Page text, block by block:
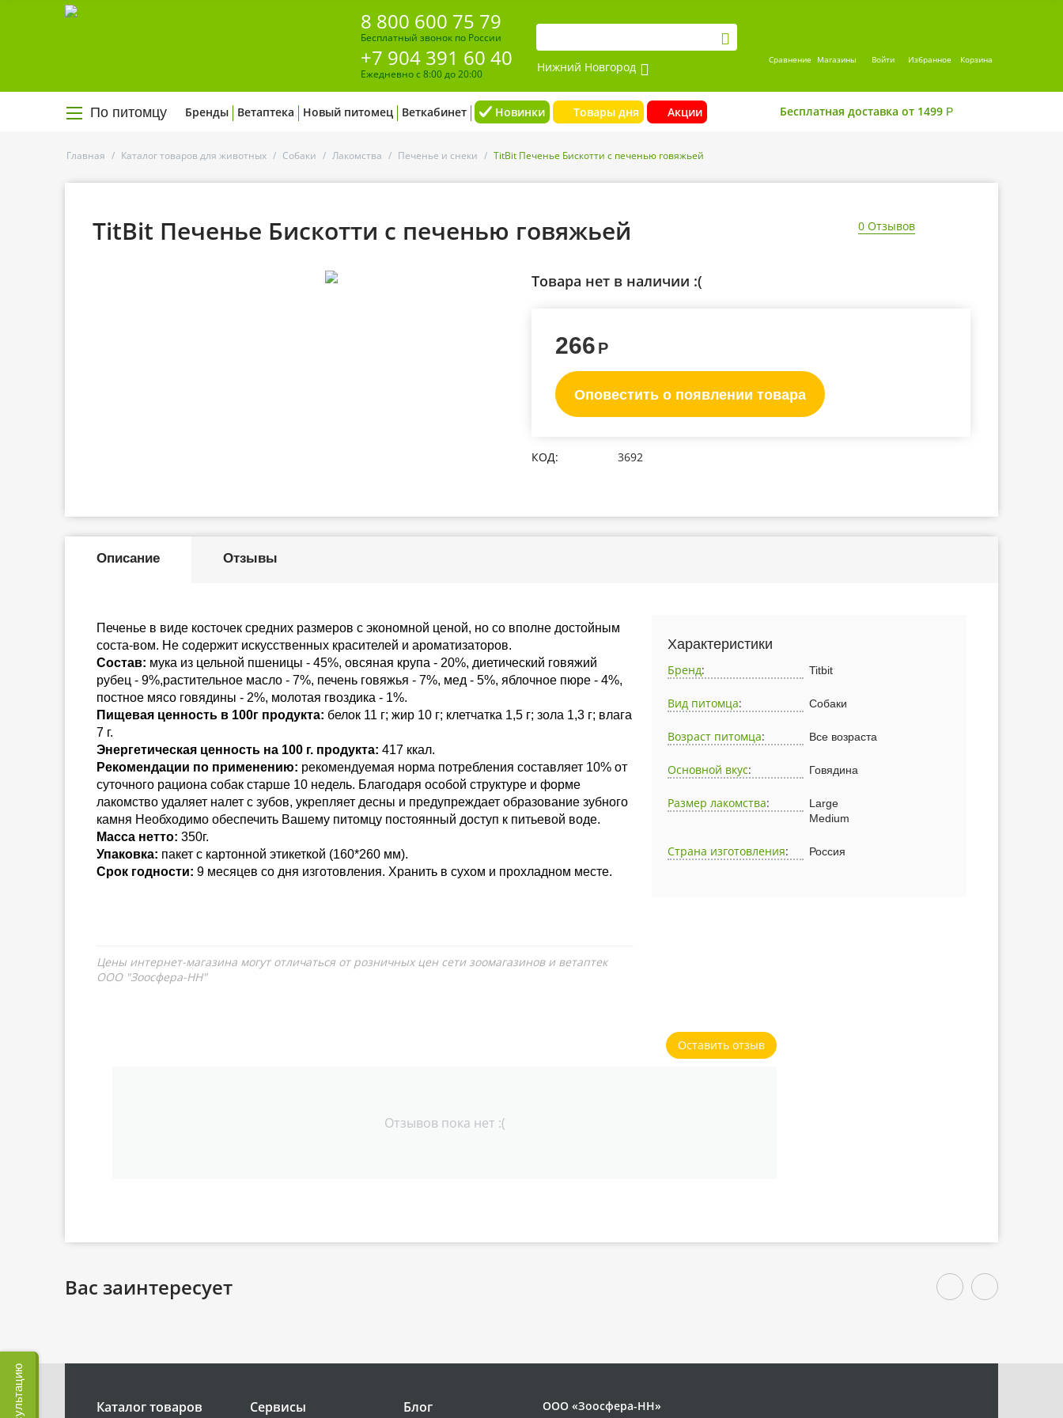
8 800 600 75 79
Бесплатный звонок по России
+7 904 391 60 40
Ежедневно с 8:00 до 20:00 Нижний Новгород Сравнение Магазины Войти Избранное Корзина
По питомцу Бренды Ветаптека Новый питомец Веткабинет Новинки Товары дня Акции Бесплатная доставка от 1499 Р
Главная / Каталог товаров для животных / Собаки / Лакомства / Печенье и снеки / TitBit Печенье Бискотти с печенью говяжьей
TitBit Печенье Бискотти с печенью говяжьей 0 Отзывов
Товара нет в наличии :(
266 Р
Оповестить о появлении товара
КОД: 3692
Описание Отзывы
Печенье в виде косточек средних размеров с экономной ценой, но со вполне достойным
соста-вом. Не содержит искусственных красителей и ароматизаторов.
Состав: мука из цельной пшеницы - 45%, овсяная крупа - 20%, диетический говяжий
рубец - 9%,растительное масло - 7%, печень говяжья - 7%, мед - 5%, яблочное пюре - 4%,
постное мясо говядины - 2%, молотая гвоздика - 1%.
Пищевая ценность в 100г продукта: белок 11 г; жир 10 г; клетчатка 1,5 г; зола 1,3 г; влага
7 г.
Энергетическая ценность на 100 г. продукта: 417 ккал.
Рекомендации по применению: рекомендуемая норма потребления составляет 10% от
суточного рациона собак старше 10 недель. Благодаря особой структуре и форме
лакомство удаляет налет с зубов, укрепляет десны и предупреждает образование зубного
камня Необходимо обеспечить Вашему питомцу постоянный доступ к питьевой воде.
Масса нетто: 350г.
Упаковка: пакет с картонной этикеткой (160*260 мм).
Срок годности: 9 месяцев со дня изготовления. Хранить в сухом и прохладном месте.
Цены интернет-магазина могут отличаться от розничных цен сети зоомагазинов и ветаптек
ООО "Зоосфера-НН"
Характеристики
Бренд: Titbit
Вид питомца: Собаки
Возраст питомца: Все возраста
Основной вкус: Говядина
Размер лакомства:
Large
Medium
Страна изготовления: Россия
Оставить отзыв
Отзывов пока нет :(
Вас заинтересует
Каталог товаров Сервисы Блог ООО «Зоосфера-НН»